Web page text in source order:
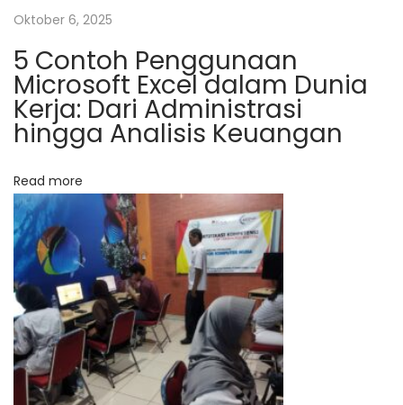
l
N
e
x
t
o
s
t
:
P
e
l
a
i
h
a
M
a
n
a
Oktober 6, 2025
5 Contoh Penggunaan
Microsoft Excel dalam Dunia
Kerja: Dari Administrasi
hingga Analisis Keuangan
Read more